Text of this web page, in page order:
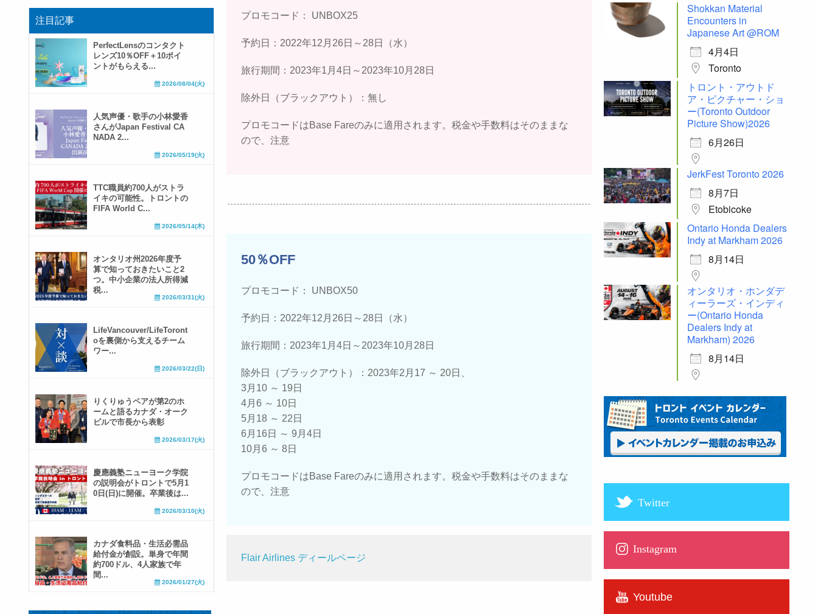
プロモコード： UNBOX25
予約日：2022年12月26日～28日（水）
旅行期間：2023年1月4日～2023年10月28日
除外日（ブラックアウト）：無し
プロモコードはBase Fareのみに適用されます。税金や手数料はそのままな
ので、注意
50％OFF
プロモコード： UNBOX50
予約日：2022年12月26日～28日（水）
旅行期間：2023年1月4日～2023年10月28日
除外日（ブラックアウト）：2023年2月17 ～ 20日、
3月10 ～ 19日
4月6 ～ 10日
5月18 ～ 22日
6月16日 ～ 9月4日
10月6 ～ 8日
プロモコードはBase Fareのみに適用されます。税金や手数料はそのままな
ので、注意
Flair Airlines ディールページ
注目記事
PerfectLensのコンタクト
レンズ10％OFF＋10ポイ
ントがもらえる...
2026/08/04(火)
人気声優・歌手の小林愛香
さんがJapan Festival CA
NADA 2...
2026/05/19(火)
TTC職員約700人がストラ
イキの可能性。トロントの
FIFA World C...
2026/05/14(木)
オンタリオ州2026年度予
算で知っておきたいこと2
つ。中小企業の法人所得減
税...
2026/03/31(火)
LifeVancouver/LifeToront
oを裏側から支えるチーム
ワー...
2026/03/22(日)
りくりゅうペアが第2のホ
ームと語るカナダ・オーク
ビルで市長から表彰
2026/03/17(火)
慶應義塾ニューヨーク学院
の説明会がトロントで5月1
0日(日)に開催。卒業後は...
2026/03/10(火)
カナダ食料品・生活必需品
給付金が創設。単身で年間
約700ドル、4人家族で年
間...
2026/01/27(火)
Shokkan Material
Encounters in
Japanese Art @ROM
4月4日
Toronto
トロント・アウトド
ア・ピクチャー・ショ
ー(Toronto Outdoor
Picture Show)2026
6月26日
JerkFest Toronto 2026
8月7日
Etobicoke
Ontario Honda Dealers
Indy at Markham 2026
8月14日
オンタリオ・ホンダデ
ィーラーズ・インディ
ー(Ontario Honda
Dealers Indy at
Markham) 2026
8月14日
Twitter
Instagram
Youtube